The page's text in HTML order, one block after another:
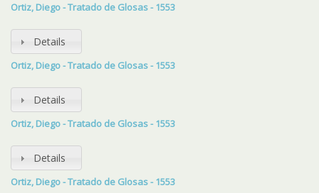
Ortiz, Diego - Tratado de Glosas - 1553
Details
Ortiz, Diego - Tratado de Glosas - 1553
Details
Ortiz, Diego - Tratado de Glosas - 1553
Details
Ortiz, Diego - Tratado de Glosas - 1553